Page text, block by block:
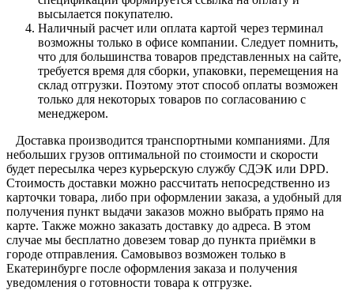
высылается покупателю.
Наличный расчет или оплата картой через терминал
возможны только в офисе компании. Следует помнить,
что для большинства товаров представленных на сайте,
требуется время для сборки, упаковки, перемещения на
склад отгрузки. Поэтому этот способ оплаты возможен
только для некоторых товаров по согласованию с
менеджером.
Доставка производится транспортными компаниями. Для
небольших грузов оптимальной по стоимости и скорости
будет пересылка через курьерскую службу СДЭК или DPD.
Стоимость доставки можно рассчитать непосредственно из
карточки товара, либо при оформлении заказа, а удобный для
получения пункт выдачи заказов можно выбрать прямо на
карте. Также можно заказать доставку до адреса. В этом
случае мы бесплатно довезем товар до пункта приёмки в
городе отправления. Самовывоз возможен только в
Екатеринбурге после оформления заказа и получения
уведомления о готовности товара к отгрузке.